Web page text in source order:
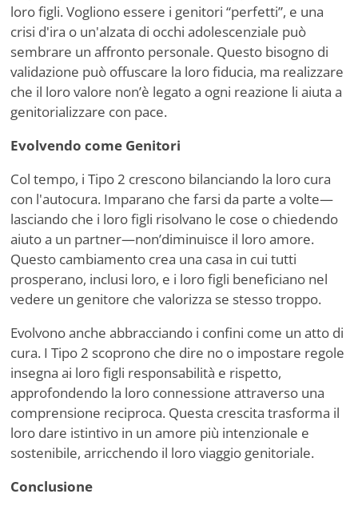
loro figli. Vogliono essere i genitori “perfetti”, e una
crisi d'ira o un'alzata di occhi adolescenziale può
sembrare un affronto personale. Questo bisogno di
validazione può offuscare la loro fiducia, ma realizzare
che il loro valore non’è legato a ogni reazione li aiuta a
genitorializzare con pace.
Evolvendo come Genitori
Col tempo, i Tipo 2 crescono bilanciando la loro cura
con l'autocura. Imparano che farsi da parte a volte—
lasciando che i loro figli risolvano le cose o chiedendo
aiuto a un partner—non’diminuisce il loro amore.
Questo cambiamento crea una casa in cui tutti
prosperano, inclusi loro, e i loro figli beneficiano nel
vedere un genitore che valorizza se stesso troppo.
Evolvono anche abbracciando i confini come un atto di
cura. I Tipo 2 scoprono che dire no o impostare regole
insegna ai loro figli responsabilità e rispetto,
approfondendo la loro connessione attraverso una
comprensione reciproca. Questa crescita trasforma il
loro dare istintivo in un amore più intenzionale e
sostenibile, arricchendo il loro viaggio genitoriale.
Conclusione